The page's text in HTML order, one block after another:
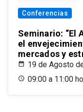
Conferencias
Seminario: “El
el
mercados y
19 de Agosto
09:00 a 11:00